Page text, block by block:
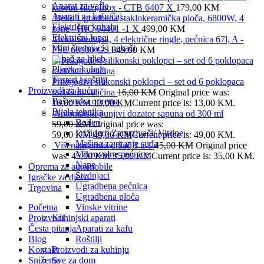
Aparat za vafle
Aparati za kafu/čaj
Električna kuhala
Električni lonci
Mini štednjaci i pekači
Pekač za hljeb
Plinska kuhala
Tosteri i roštilji
Proizvodi za kuću
Baštenska oprema
Bijela tehnika
Bojleri
Frižideri/ Zamrzivači/ Vitrine
Mašina za pranje suđa
Mikrovalne pećnice
Nape
Štednjaci
Ugradbena pećnica
Ugradbena ploča
Vinske vitrine
Kuhinjski aparati
Aparati za kafu
Roštilji
Proizvodi za kuhinju
Sve za dom
kasetni filter,Inox - CTB 6407 X 179,00 KM
Beko Ugradbena staklokeramička ploča, 6800W, 4
zone - HIC 64401 -1 X 499,00 KM
Beko Štednjak, 4 električne ringle, pećnica 67l, A -
FSE 66000 GS649,00 KM
Prilagodivi silikonski poklopci – set od 6 poklopaca
različitih veličina 16,00KM Original price was:
16,00 KM.13,00KMCurrent price is: 13,00 KM.
Automatski punjivi dozator sapuna od 300 ml
59,00KM Original price was:
59,00 KM.49,00KMCurrent price is: 49,00 KM.
Višenamjenski držač 3 u 145,00KM Original price
was: 45,00 KM.35,00KMCurrent price is: 35,00 KM.
Oprema za automobile
Igračke za djecu
Trgovina
Početna
Proizvodi
Česta pitanja
Blog
Kontakt
Sniženje